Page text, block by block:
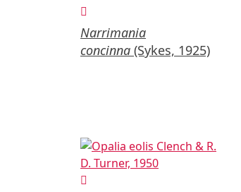
Narrimania
concinna (Sykes, 1925)